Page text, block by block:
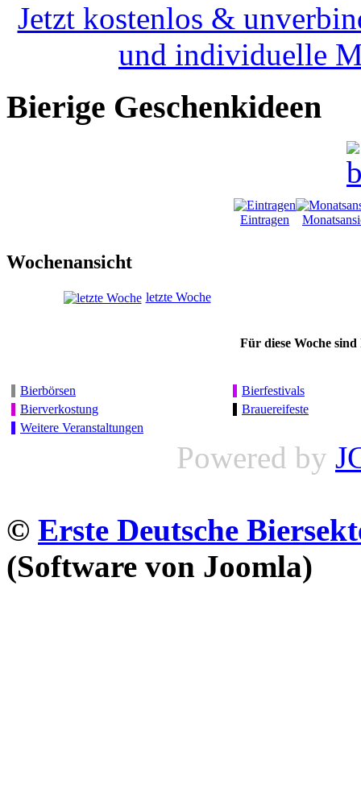
Jetzt kostenlos &
und individuelle
Bierige Geschenkideen
Eintragen
Wochenansicht
letzte Woche
Für diese Woche
Bierbörsen
Bierfestivals
Bierverkostung
Brauereifeste
Weitere Veranstaltungen
Powered by
© Erste Deutsche
(Software von Joomla)